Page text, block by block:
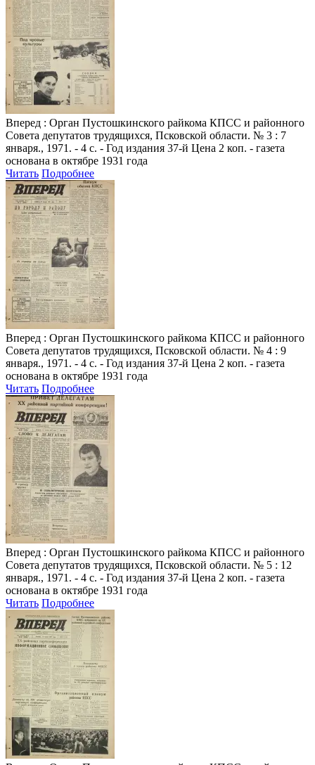
Вперед : Орган Пустошкинского райкома КПСС и районного
Совета депутатов трудящихся, Псковской области. № 3 : 7
января., 1971. - 4 с. - Год издания 37-й Цена 2 коп. - газета
основана в октябре 1931 года
Читать Подробнее
Вперед : Орган Пустошкинского райкома КПСС и районного
Совета депутатов трудящихся, Псковской области. № 4 : 9
января., 1971. - 4 с. - Год издания 37-й Цена 2 коп. - газета
основана в октябре 1931 года
Читать Подробнее
Вперед : Орган Пустошкинского райкома КПСС и районного
Совета депутатов трудящихся, Псковской области. № 5 : 12
января., 1971. - 4 с. - Год издания 37-й Цена 2 коп. - газета
основана в октябре 1931 года
Читать Подробнее